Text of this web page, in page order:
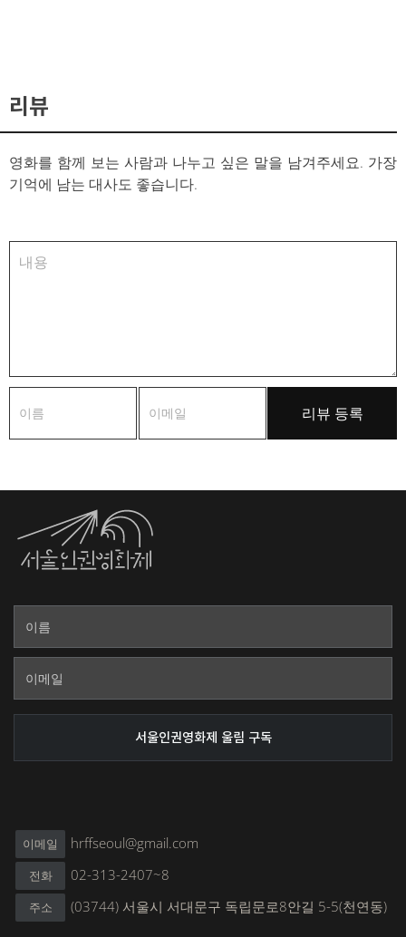
리뷰
영화를 함께 보는 사람과 나누고 싶은 말을 남겨주세요. 가장
기억에 남는 대사도 좋습니다.
이메일 hrffseoul@gmail.com
전화 02-313-2407~8
주소 (03744) 서울시 서대문구 독립문로8안길 5-5(천연동)